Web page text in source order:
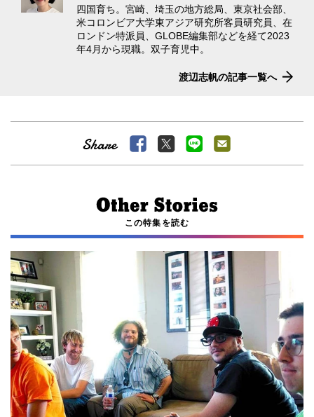
四国育ち。宮崎、埼玉の地方総局、東京社会部、
米コロンビア大学東アジア研究所客員研究員、在
ロンドン特派員、GLOBE編集部などを経て2023
年4月から現職。双子育児中。
渡辺志帆の記事一覧へ
この特集を読む